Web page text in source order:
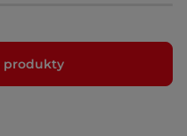
produkty